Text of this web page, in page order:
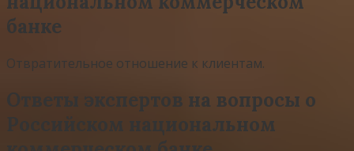
банке
Отвратительное отношение к клиентам.
Ответы экспертов на вопросы о
Российском национальном